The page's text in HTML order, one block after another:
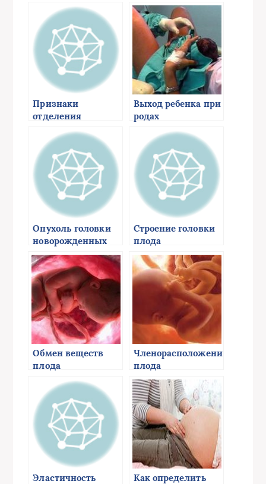
Признаки
отделения
Выход ребенка при
родах
Опухоль головки
новорожденных
Строение головки
плода
Обмен веществ
плода
Членорасположение
плода
Эластичность
Как определить